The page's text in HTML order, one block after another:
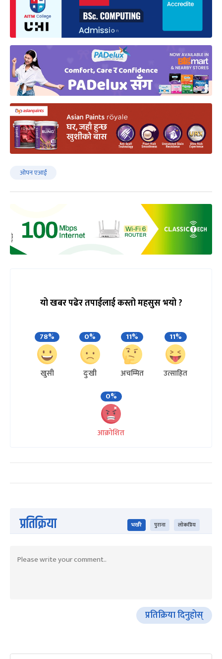
ओपन एआई
यो खबर पढेर तपाईलाई कस्तो महसुस भयो ?
78%
खुसी
0%
दुःखी
11%
अचम्मित
11%
उत्साहित
0%
आक्रोशित
प्रतिक्रिया भर्खरै पुराना लोकप्रिय
प्रतिक्रिया दिनुहोस्